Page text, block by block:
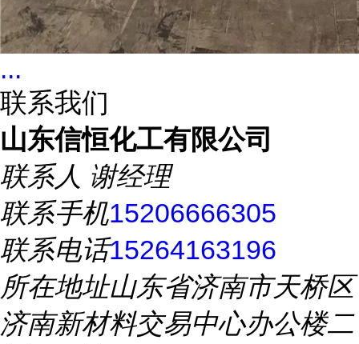
...
联系我们
山东信恒化工有限公司
联系人 谢经理
联系手机15206666305
联系电话15264163196
所在地址山东省济南市天桥区
济南新材料交易中心办公楼二